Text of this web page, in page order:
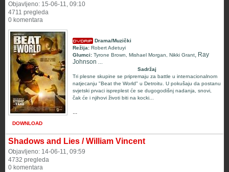
Objavljeno: 15-06-11, 09:10
4711 pregleda
0 komentara
Drama/Muzički
Režija: Robert Adetuyi
Glumci: Tyrone Brown Mishael Morgan Nikki Grant, Ray
Johnson
Sadržaj
Tri plesne skupine se pripremaju za battle u internacionalnom
natjecanju "Beat the World" u Detroitu. U pokušaju da postanu
svjetski prvaci ispreplest će se dugogodišnj nadanja, snovi,
čak će i njihovi životi biti na kocki...
...
DOWNLOAD
Shadows and Lies / William Vincent
Objavljeno: 14-06-11, 09:59
4732 pregleda
0 komentara